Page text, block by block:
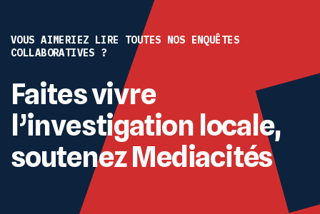
VOUS AIMERIEZ LIRE TOUTES NOS ENQUÊTES
COLLABORATIVES ?
Faites vivre
l’investigation locale,
soutenez Mediacités